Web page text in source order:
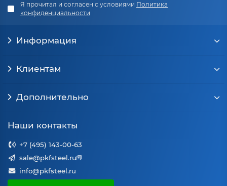
Я прочитал и согласен с условиями Политика
конфиденциальности
Информация
Клиентам
Дополнительно
Наши контакты
+7 (495) 143-00-63
sale@pkfsteel.ru
info@pkfsteel.ru